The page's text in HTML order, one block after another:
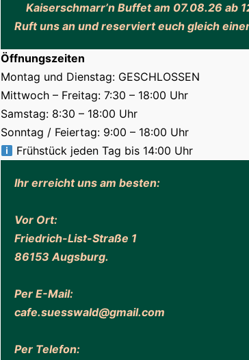
Kaiserschmarr’n Buffet am 07.08.26 ab
Ruft uns an und reserviert euch gleich
Öffnungszeiten
Montag und Dienstag: GESCHLOSSEN
Mittwoch – Freitag: 7:30 – 18:00 Uhr
Samstag: 8:30 – 18:00 Uhr
Sonntag / Feiertag: 9:00 – 18:00 Uhr
Frühstück jeden Tag bis 14:00 Uhr
Ihr erreicht uns am besten:
Vor Ort:
Friedrich-List-Straße 1
86153 Augsburg.
Per E-Mail:
cafe.suesswald@gmail.com
Per Telefon: